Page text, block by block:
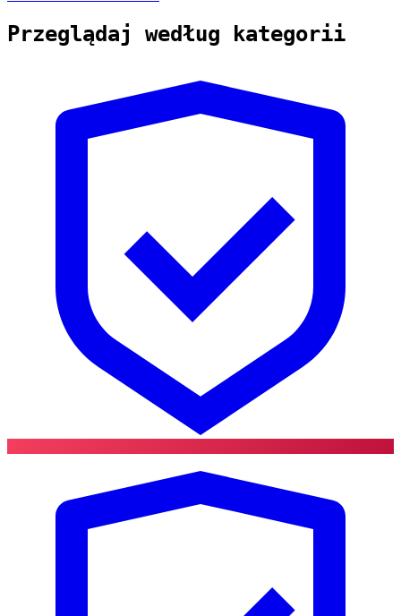
Przeglądaj według kategorii